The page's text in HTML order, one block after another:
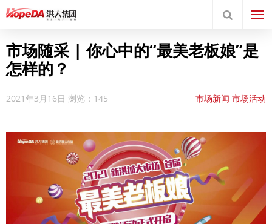
市场随采 | 你心中的“最美老板娘”是
怎样的？
2021年3月16日 浏览：145 市场新闻 市场活动